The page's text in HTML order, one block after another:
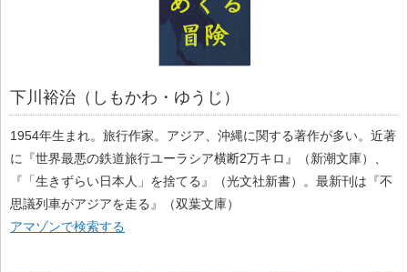
下川裕治（しもかわ・ゆうじ）
1954年生まれ。旅行作家。アジア、沖縄に関する著作が多い。近著
に『世界最悪の鉄道旅行ユーラシア横断2万キロ』（新潮文庫）、
『「生きずらい日本人」を捨てる』（光文社新書）。最新刊は『不
思議列車がアジアを走る』（双葉文庫）
アマゾンで検索する